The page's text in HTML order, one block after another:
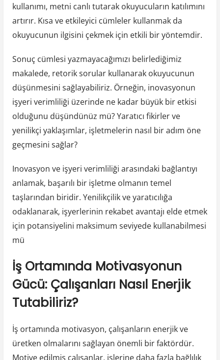
kullanımı, metni canlı tutarak okuyucuların katılımını
artırır. Kısa ve etkileyici cümleler kullanmak da
okuyucunun ilgisini çekmek için etkili bir yöntemdir.
Sonuç cümlesi yazmayacağımızı belirlediğimiz
makalede, retorik sorular kullanarak okuyucunun
düşünmesini sağlayabiliriz. Örneğin, inovasyonun
işyeri verimliliği üzerinde ne kadar büyük bir etkisi
olduğunu düşündünüz mü? Yaratıcı fikirler ve
yenilikçi yaklaşımlar, işletmelerin nasıl bir adım öne
geçmesini sağlar?
Inovasyon ve işyeri verimliliği arasındaki bağlantıyı
anlamak, başarılı bir işletme olmanın temel
taşlarından biridir. Yenilikçilik ve yaratıcılığa
odaklanarak, işyerlerinin rekabet avantajı elde etmek
için potansiyelini maksimum seviyede kullanabilmesi
mü
İş Ortamında Motivasyonun
Gücü: Çalışanları Nasıl Enerjik
Tutabiliriz?
İş ortamında motivasyon, çalışanların enerjik ve
üretken olmalarını sağlayan önemli bir faktördür.
Motive edilmiş çalışanlar, işlerine daha fazla bağlılık